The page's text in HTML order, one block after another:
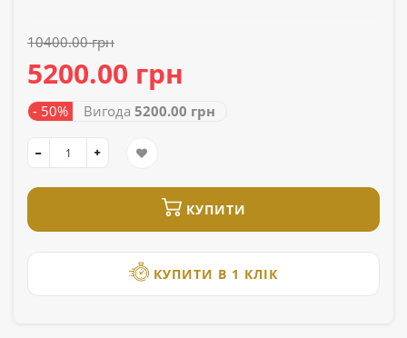
10400.00 грн
5200.00 грн
- 50% Вигода 5200.00 грн
КУПИТИ
КУПИТИ В 1 КЛІК